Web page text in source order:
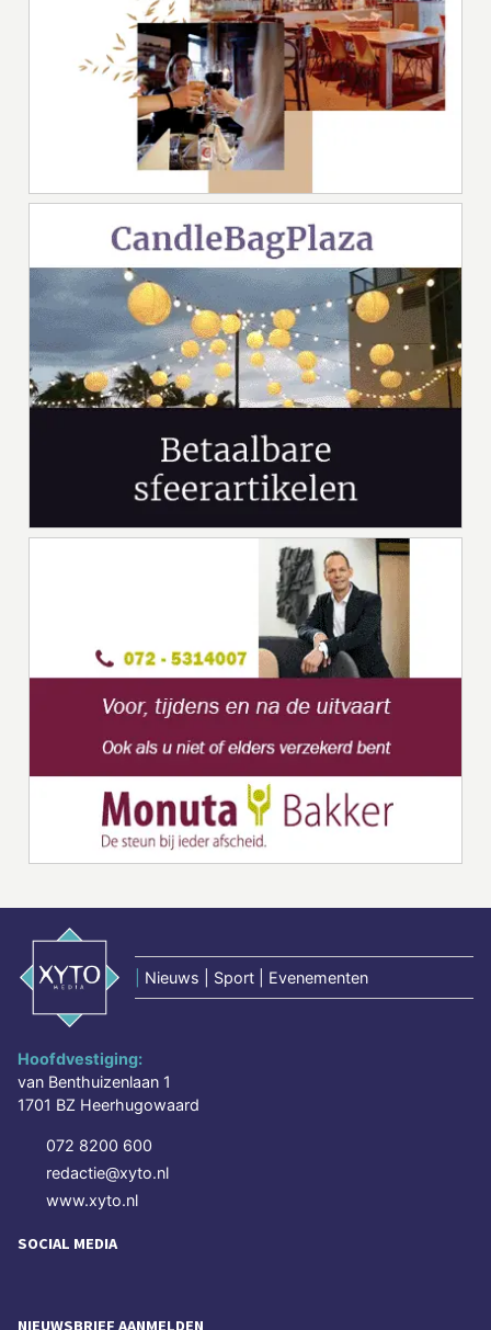
Nieuws | Sport | Evenementen
Hoofdvestiging:
van Benthuizenlaan 1
1701 BZ Heerhugowaard
072 8200 600
redactie@xyto.nl
www.xyto.nl
SOCIAL MEDIA
NIEUWSBRIEF AANMELDEN